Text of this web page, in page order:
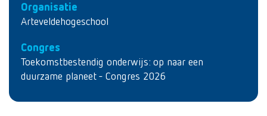
Organisatie
Arteveldehogeschool
Congres
Toekomstbestendig onderwijs: op naar een
duurzame planeet - Congres 2026